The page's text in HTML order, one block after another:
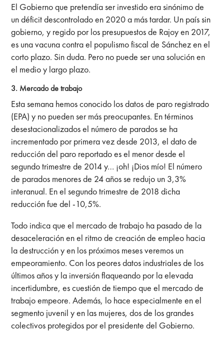
El Gobierno que pretendía ser investido era sinónimo de
un déficit descontrolado en 2020 a más tardar. Un país sin
gobierno, y regido por los presupuestos de Rajoy en 2017,
es una vacuna contra el populismo fiscal de Sánchez en el
corto plazo. Sin duda. Pero no puede ser una solución en
el medio y largo plazo.
3. Mercado de trabajo
Esta semana hemos conocido losdatos de paro registrado
(EPA) y no pueden ser más preocupantes. En términos
desestacionalizados el número de parados se ha
incrementado por primera vez desde 2013, el dato de
reducción del paro reportado es el menor desde el
segundo trimestre de 2014 y… ¡oh! ¡Dios mío! El número
de parados menores de 24 años se redujo un 3,3%
interanual. En el segundo trimestre de 2018 dicha
reducción fue del -10,5%.
Todo indica que el mercado de trabajo ha pasado de la
desaceleración en el ritmo de creación de empleo hacia
la destrucción yen los próximos meses veremos un
empeoramiento. Con los peores datos industriales de los
últimos años y la inversión flaqueando por la elevada
incertidumbre, es cuestión de tiempo que el mercado de
trabajo empeore. Además, lo hace especialmente en el
segmento juvenil y en las mujeres, dos de los grandes
colectivos protegidos por el presidente del Gobierno.